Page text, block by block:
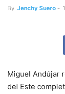
By Jenchy Suero -
Miguel Andújar
del Este